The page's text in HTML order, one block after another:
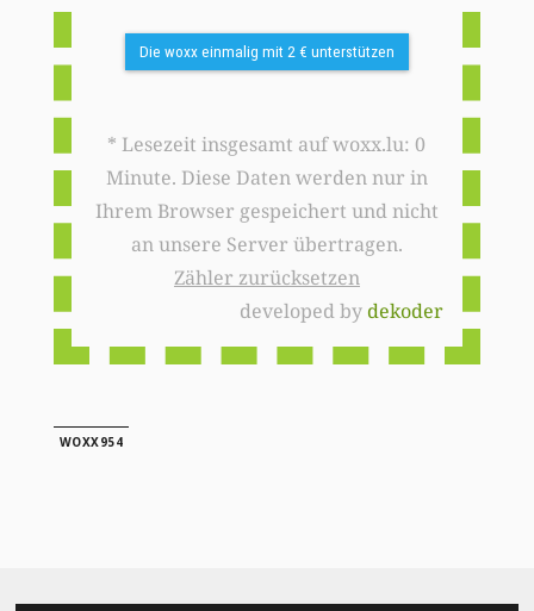
Die woxx einmalig mit 2 € unterstützen
* Lesezeit insgesamt auf woxx.lu: 0
Minute. Diese Daten werden nur in
Ihrem Browser gespeichert und nicht
an unsere Server übertragen.
Zähler zurücksetzen
developed bydekoder
WOXX954